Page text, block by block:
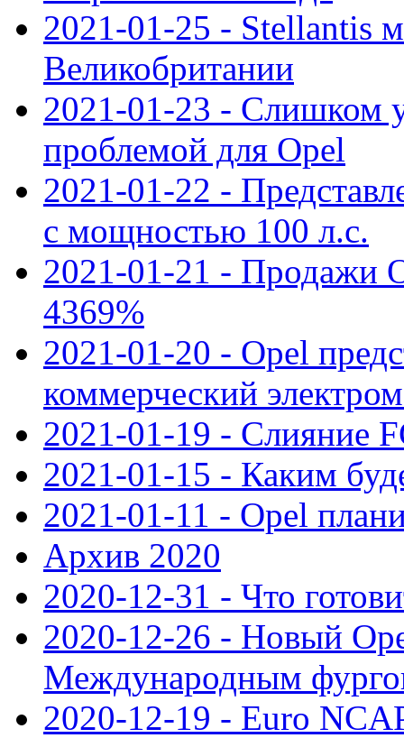
2021-01-25 - Stellantis
Великобритании
2021-01-23 - Слишком
проблемой для Opel
2021-01-22 -
с мощностью 100 л.с.
2021-01-21 - Продажи
4369%
2021-01-20 - Opel
коммерческий
2021-01-19 - Слияние
2021-01-15 - Каким
2021-01-11 - Opel
Архив 2020
2020-12-31 - Что
2020-12-26 - Новый
Международным
2020-12-19 - Euro